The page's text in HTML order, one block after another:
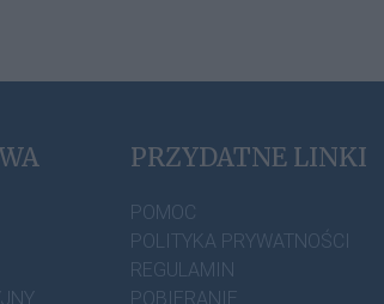
PRZYDATNE LINKI
POMOC
POLITYKA PRYWATNOŚCI
REGULAMIN
POBIERANIE